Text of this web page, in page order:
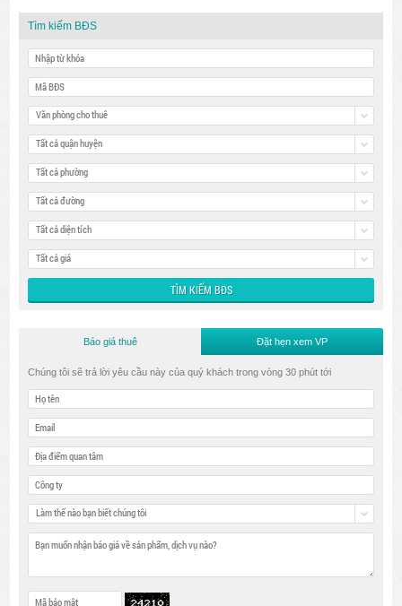
Tìm kiếm BĐS
Văn phòng cho thuê
Tất cả quận huyện
Tất cả phường
Tất cả đường
Tất cả diện tích
Tất cả giá
Báo giá thuê Đặt hẹn xem VP
Chúng tôi sẽ trả lời yêu cầu này của quý khách trong vòng 30 phút tới
Làm thế nào bạn biết chúng tôi